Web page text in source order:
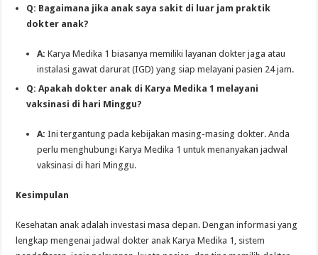
Q: Bagaimana jika anak saya sakit di luar jam praktik
dokter anak?
A: Karya Medika 1 biasanya memiliki layanan dokter jaga atau
instalasi gawat darurat (IGD) yang siap melayani pasien 24 jam.
Q: Apakah dokter anak di Karya Medika 1 melayani
vaksinasi di hari Minggu?
A: Ini tergantung pada kebijakan masing-masing dokter. Anda
perlu menghubungi Karya Medika 1 untuk menanyakan jadwal
vaksinasi di hari Minggu.
Kesimpulan
Kesehatan anak adalah investasi masa depan. Dengan informasi yang
lengkap mengenai jadwal dokter anak Karya Medika 1, sistem